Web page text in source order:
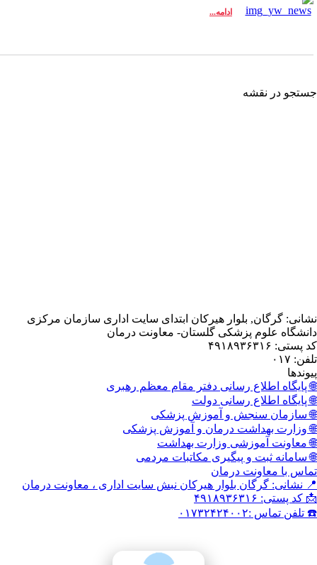
ادامه...
بلوار هیرکان ابتدای سایت اداری سازمان مرکزی
پزشکی گلستان- معاونت درمان
رسانی دفتر مقام معظم رهبری
رسانی دولت
و آموزش پزشکی
درمان و آموزش پزشکی
وزارت بهداشت
و پیگیری مکاتبات مردمی
درمان
بلوار هیرکان نبش سایت اداری ، معاونت درمان